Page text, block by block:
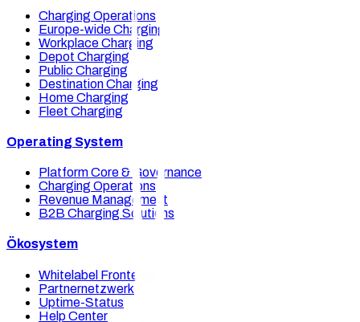
Charging Operations
Europe-wide Charging
Workplace Charging
Depot Charging
Public Charging
Destination Charging
Home Charging
Fleet Charging
Operating System
Platform Core & Governance
Charging Operations
Revenue Management
B2B Charging Solutions
Ökosystem
Whitelabel Frontends
Partnernetzwerk
Uptime-Status
Help Center